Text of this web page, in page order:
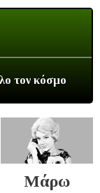
τον κόσμο
Μάρω